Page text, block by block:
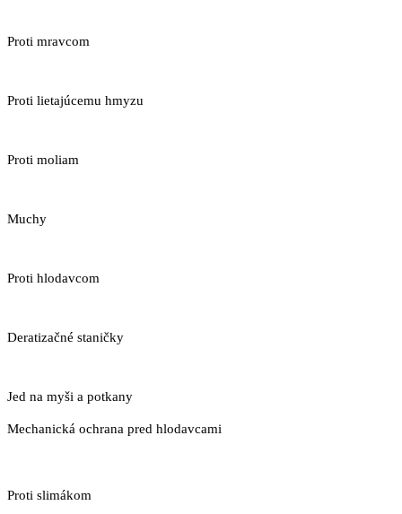
Proti mravcom
Proti lietajúcemu hmyzu
Proti moliam
Muchy
Proti hlodavcom
Deratizačné staničky
Jed na myši a potkany
Mechanická ochrana pred hlodavcami
Proti slimákom